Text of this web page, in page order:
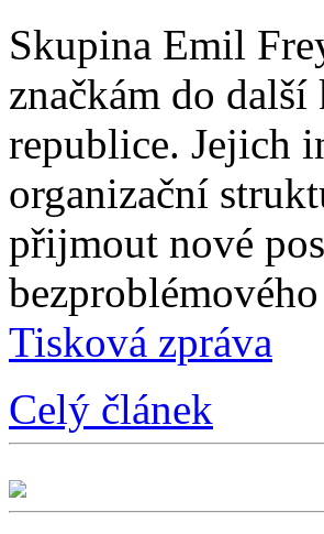
Skupina Emil
značkám do
republice. Jejich
organizační
přijmout nové
Tisková zpráva
Celý článek